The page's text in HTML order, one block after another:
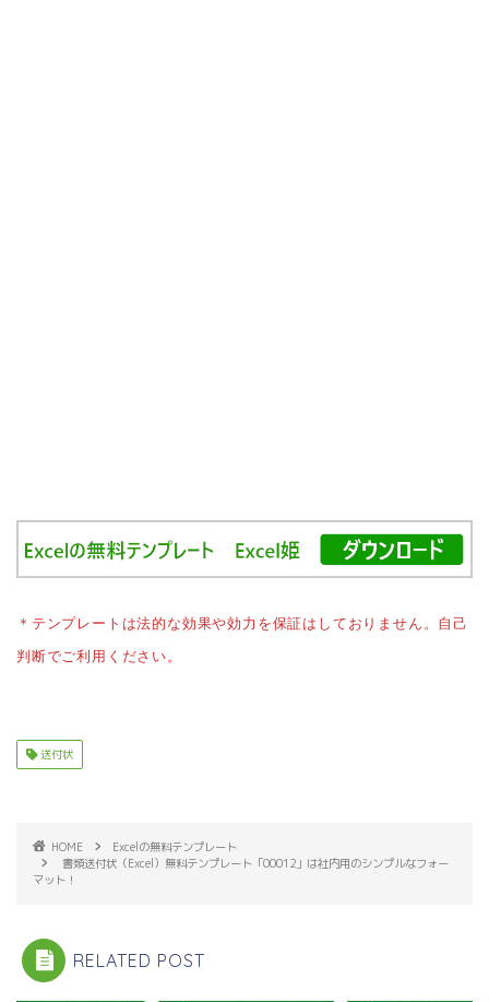
＊テンプレートは法的な効果や効力を保証はしておりません。自己
判断でご利用ください。
送付状
HOME
Excelの無料テンプレート
書類送付状（Excel）無料テンプレート「00012」は社内用のシンプルなフォー
マット！
RELATED POST